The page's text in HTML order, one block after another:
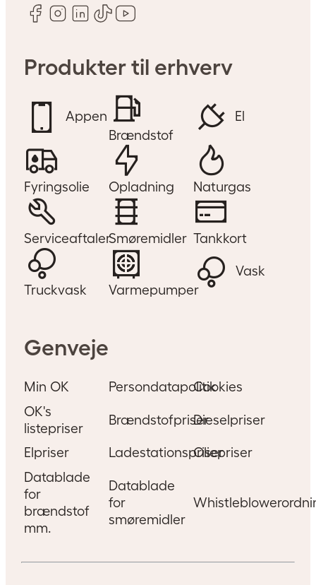
Produkter til erhverv
Appen
Brændstof
El
Fyringsolie Opladning Naturgas
ServiceaftalerSmøremidler Tankkort
Truckvask Varmepumper
Vask
Genveje
Min OK PersondatapolitikCookies
OK's
listepriser
BrændstofpriserDieselpriser
Elpriser LadestationspriserOliepriser
Datablade
for
brændstof
mm.
Datablade
for
smøremidler